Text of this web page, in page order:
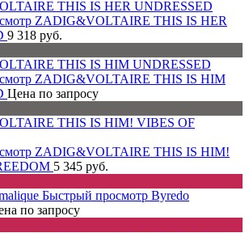
ZADIG&VOLTAIRE THIS IS HER
9 318 руб.
ZADIG&VOLTAIRE THIS IS HIM
Цена по запросу
ZADIG&VOLTAIRE THIS IS HIM!
5 345 руб.
Быстрый просмотр Byredo
по запросу